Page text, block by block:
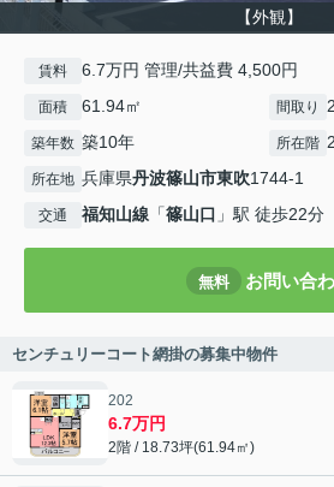
【外観】
賃料 6.7万円 管理/共益費 4,500円
面積 61.94㎡ 間取り
築年数 築10年 所在階
所在地 兵庫県丹波篠山市東吹1744-1
交通 福知山線 「篠山口 」駅 徒歩22分
無料 お問い合
センチュリーコート網掛の募集中物件
202
6.7万円
2階 / 18.73坪(61.94㎡)